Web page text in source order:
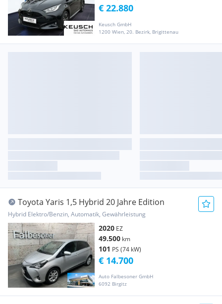
Keusch GmbH
1200 Wien, 20. Bezirk, Brigittenau
€ 22.880
Toyota Yaris 1,5 Hybrid 20 Jahre Edition
Hybrid Elektro/Benzin, Automatik, Gewährleistung
2020 EZ
49.500 km
101 PS (74 kW)
Auto Falbesoner GmbH
6092 Birgitz
€ 14.700